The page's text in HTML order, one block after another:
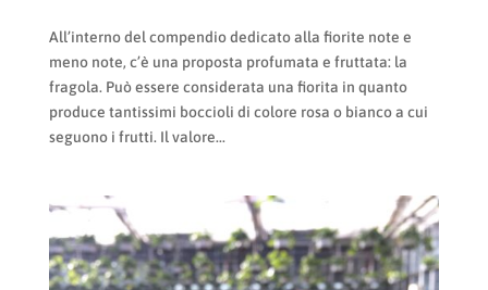
All’interno del compendio dedicato alla fiorite note e
meno note, c’è una proposta profumata e fruttata: la
fragola. Può essere considerata una fiorita in quanto
produce tantissimi boccioli di colore rosa o bianco a cui
seguono i frutti. Il valore...